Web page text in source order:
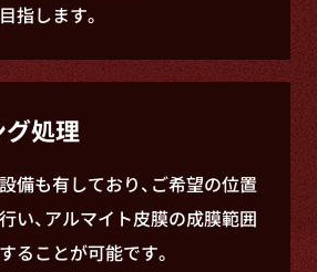
指します。
処理
備も有しており、ご希望の位置
い、アルマイト皮膜の成膜範囲
ることが可能です。